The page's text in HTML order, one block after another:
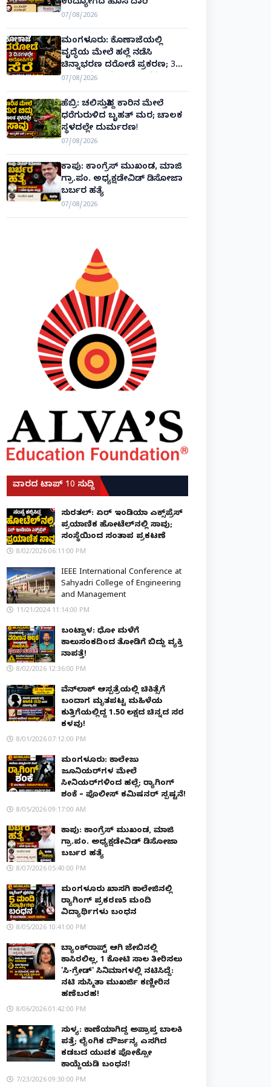
ಉದ್ಯೋಗದ ಹೊಸ ದಾರಿ
07/08/2026
ಮಂಗಳೂರು: ಕೊಣಾಜೆಯಲ್ಲಿ
ವೃದ್ಧೆಯ ಮೇಲೆ ಹಲ್ಲೆ ನಡೆಸಿ
ಚಿನ್ನಾಭರಣ ದರೋಡೆ ಪ್ರಕರಣ; 3
ದಿನಗಳಲ್ಲೇ ಆರೋಪಿಗಳ ಸೆರೆ!
07/08/2026
ಹೆಬ್ರಿ: ಚಲಿಸುತ್ತಿದ್ದ ಕಾರಿನ ಮೇಲೆ
ಧರೆಗುರುಳಿದ ಬೃಹತ್ ಮರ; ಚಾಲಕ
ಸ್ಥಳದಲ್ಲೇ ದುರ್ಮರಣ!
07/08/2026
ಕಾಪು: ಕಾಂಗ್ರೆಸ್ ಮುಖಂಡ, ಮಾಜಿ
ಗ್ರಾ.ಪಂ. ಅಧ್ಯಕ್ಷಡೇವಿಡ್ ಡಿಸೋಜಾ
ಬರ್ಬರ ಹತ್ಯೆ
07/08/2026
ವಾರದ ಟಾಪ್ 10 ಸುದ್ದಿ
ಸುರತ್ಕಲ್: ಏರ್ ಇಂಡಿಯಾ ಎಕ್ಸ್‌ಪ್ರೆಸ್
ಪ್ರಯಾಣಿಕ ಹೋಟೆಲ್‌ನಲ್ಲಿ ಸಾವು;
ಸಂಸ್ಥೆಯಿಂದ ಸಂತಾಪ ಪ್ರಕಟಣೆ
8/02/2026 06:11:00 PM
IEEE International Conference at
Sahyadri College of Engineering
and Management
11/21/2024 11:14:00 PM
ಬಂಟ್ವಾಳ: ಧೋ ಮಳೆಗೆ
ಕಾಲುಸಂಕದಿಂದ ತೋಡಿಗೆ ಬಿದ್ದು ವ್ಯಕ್ತಿ
ನಾಪತ್ತೆ!
8/02/2026 12:36:00 PM
ವೆನ್‌ಲಾಕ್ ಆಸ್ಪತ್ರೆಯಲ್ಲಿ ಚಿಕಿತ್ಸೆಗೆ
ಬಂದಾಗ ಮೃತಪಟ್ಟ ಮಹಿಳೆಯ
ಕುತ್ತಿಗೆಯಲ್ಲಿದ್ದ ₹1.50 ಲಕ್ಷದ ಚಿನ್ನದ ಸರ
ಕಳವು!
8/01/2026 07:12:00 PM
ಮಂಗಳೂರು: ಕಾಲೇಜು
ಜೂನಿಯರ್‌ಗಳ ಮೇಲೆ
ಸೀನಿಯರ್‌ಗಳಿಂದ ಹಲ್ಲೆ; ರ‌್ಯಾಗಿಂಗ್
ಶಂಕೆ – ಪೊಲೀಸ್ ಕಮಿಷನರ್ ಸ್ಪಷ್ಟನೆ!
8/05/2026 09:17:00 AM
ಕಾಪು: ಕಾಂಗ್ರೆಸ್ ಮುಖಂಡ, ಮಾಜಿ
ಗ್ರಾ.ಪಂ. ಅಧ್ಯಕ್ಷಡೇವಿಡ್ ಡಿಸೋಜಾ
ಬರ್ಬರ ಹತ್ಯೆ
8/07/2026 05:40:00 PM
ಮಂಗಳೂರು ಖಾಸಗಿ ಕಾಲೇಜಿನಲ್ಲಿ
ರ‌್ಯಾಗಿಂಗ್ ಪ್ರಕರಣ5 ಮಂದಿ
ವಿದ್ಯಾರ್ಥಿಗಳು ಬಂಧನ
8/05/2026 10:41:00 PM
ಬ್ಯಾಂಕ್‌ರಾಪ್ಟ್‌ ಆಗಿ ಜೇಬಿನಲ್ಲಿ
ಕಾಸಿರಲಿಲ್ಲ, ₹1 ಕೋಟಿ ಸಾಲ ತೀರಿಸಲು
'ಸಿ-ಗ್ರೇಡ್' ಸಿನಿಮಾಗಳಲ್ಲಿ ನಟಿಸಿದ್ದೆ:
ನಟಿ ಸುಸ್ಮಿತಾ ಮುಖರ್ಜಿ ಕಣ್ಣೀರಿನ
ಹಣೆಬರಹ!
8/06/2026 01:42:00 PM
ಸುಳ್ಯ: ಕಾಣೆಯಾಗಿದ್ದ ಅಪ್ರಾಪ್ತ ಬಾಲಕಿ
ಪತ್ತೆ; ಲೈಂಗಿಕ ದೌರ್ಜನ್ಯ ಎಸಗಿದ
ಕಡಬದ ಯುವಕ ಪೋಕ್ಸೋ
ಕಾಯ್ದೆಯಡಿ ಬಂಧನ!
7/23/2026 09:30:00 PM